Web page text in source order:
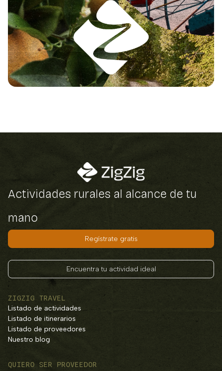
Actividades rurales al alcance de tu
mano
Regístrate gratis
Encuentra tu actividad ideal
ZIGZIG TRAVEL
Listado de actividades
Listado de itinerarios
Listado de proveedores
Nuestro blog
QUIERO SER PROVEEDOR